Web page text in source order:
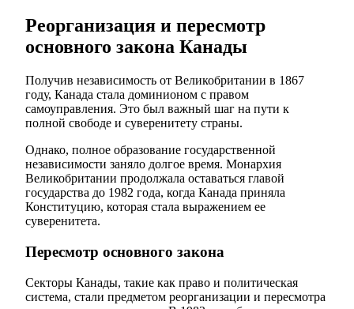
Реорганизация и пересмотр
основного закона Канады
Получив независимость от Великобритании в 1867
году, Канада стала доминионом с правом
самоуправления. Это был важный шаг на пути к
полной свободе и суверенитету страны.
Однако, полное образование государственной
независимости заняло долгое время. Монархия
Великобритании продолжала оставаться главой
государства до 1982 года, когда Канада приняла
Конституцию, которая стала выражением ее
суверенитета.
Пересмотр основного закона
Секторы Канады, такие как право и политическая
система, стали предметом реорганизации и пересмотра